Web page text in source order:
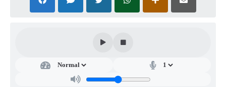
Súmulas Administrativas